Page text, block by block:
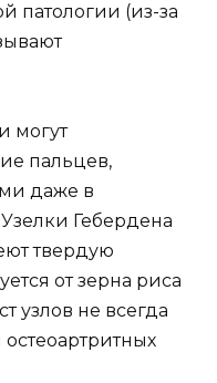
патологии (из-за
могут
пальцев,
даже в
Гебердена
твердую
от зерна риса
узлов не всегда
остеоартритных